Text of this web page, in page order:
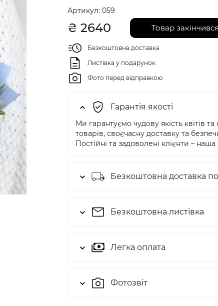
Артикул: 059
₴ 2640 Товар
Безкоштовна доставка
Листівка у подарунок
Фото перед відправкою
Гарантія якості
Ми гарантуємо чудову якість квітів та
товарів, своєчасну доставку та
Постійні та задоволені клієнти –
Безкоштовна доставка
Безкоштовна листівка
Легка оплата
Фотозвіт